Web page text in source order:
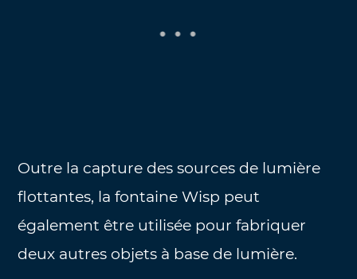
Outre la capture des sources de lumière
flottantes, la fontaine Wisp peut
également être utilisée pour fabriquer
deux autres objets à base de lumière.